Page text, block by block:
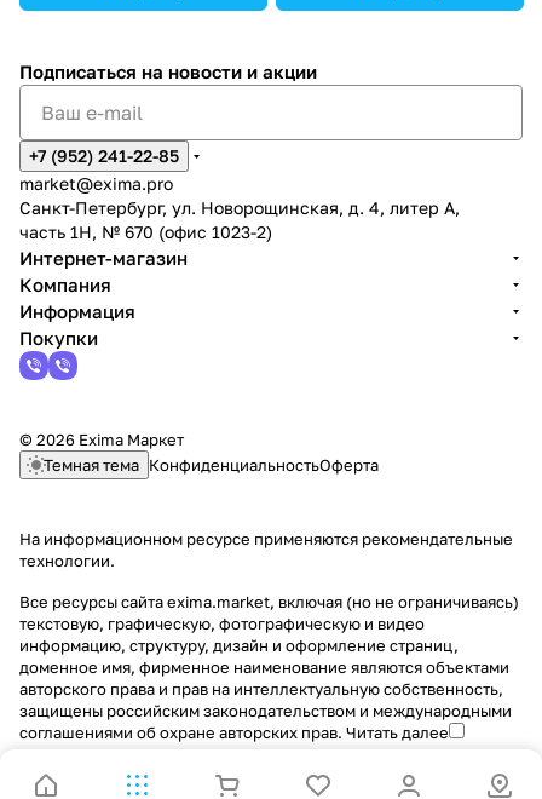
Подписаться на новости и акции
+7 (952) 241-22-85
market@exima.pro
Санкт-Петербург, ул. Новорощинская, д. 4, литер А,
часть 1Н, № 670 (офис 1023-2)
Интернет-магазин
Компания
Информация
Покупки
© 2026 Exima Маркет
Темная тема КонфиденциальностьОферта
На информационном ресурсе применяются рекомендательные
технологии.
Все ресурсы сайта exima.market, включая (но не ограничиваясь)
текстовую, графическую, фотографическую и видео
информацию, структуру, дизайн и оформление страниц,
доменное имя, фирменное наименование являются объектами
авторского права и прав на интеллектуальную собственность,
защищены российским законодательством и международными
соглашениями об охране авторских прав. Читать далее